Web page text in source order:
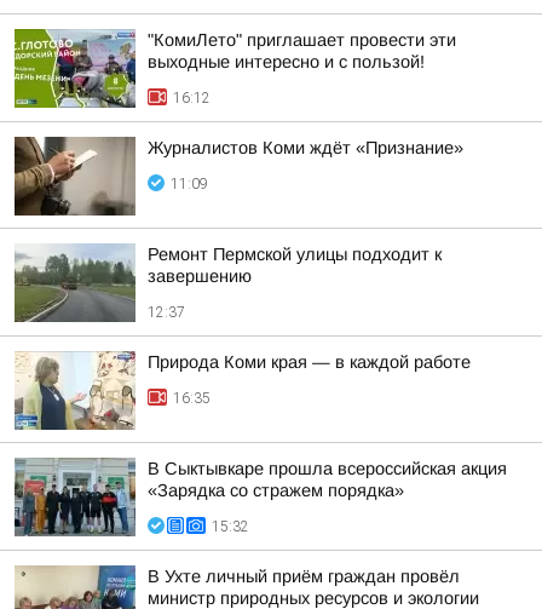
"КомиЛето" приглашает провести эти
выходные интересно и с пользой!
16:12
Журналистов Коми ждёт «Признание»
11:09
Ремонт Пермской улицы подходит к
завершению
12:37
Природа Коми края — в каждой работе
16:35
В Сыктывкаре прошла всероссийская акция
«Зарядка со стражем порядка»
15:32
В Ухте личный приём граждан провёл
министр природных ресурсов и экологии